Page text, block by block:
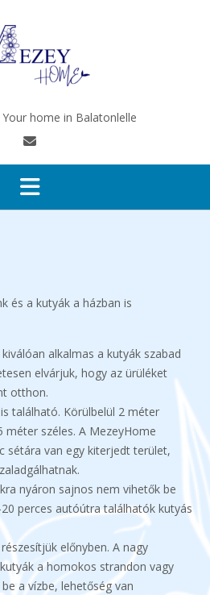
home in Balatonlelle
és a kutyák a házban is
alkalmas a kutyák szabad
elvárjuk, hogy az ürüléket
otthon.
található. Körülbelül 2 méter
széles. A MezeyHome
sétára van egy kiterjedt terület,
nyáron sajnos nem vihetők be
perces autóútra találhatók kutyás
előnyben. A nagy
a homokos strandon vagy
a vízbe, lehetőség van